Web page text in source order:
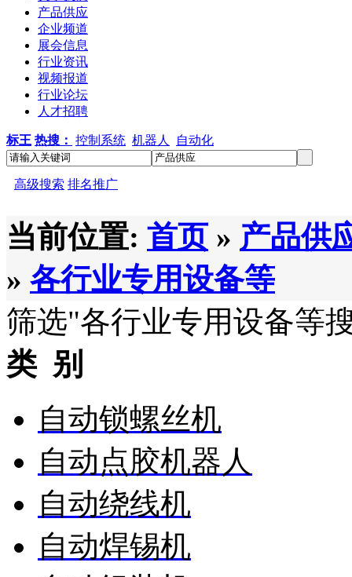
产品供应
企业频道
展会信息
行业资讯
视频报道
行业论坛
人才招聘
标王 热搜： 控制系统 机器人 自动化
高级搜索 排名推广
当前位置: 首页 » 产品供
» 各行业专用设备等
筛选"各行业专用设备等
类 别
自动锁螺丝机
自动点胶机器人
自动绕线机
自动焊锡机